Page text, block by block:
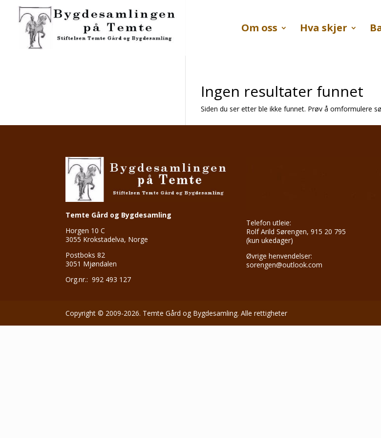
Om oss Hva skjer
Ingen resultater funnet
Siden du ser etter ble ikke funnet. Prøv å omformulere
Temte Gård og Bygdesamling
Horgen 10 C
3055 Krokstadelva, Norge
Postboks 82
3051 Mjøndalen
Org.nr.: 992 493 127
Telefon utleie:
Rolf Arild Sørengen, 915 20 795
(kun ukedager)
Øvrige henvendelser:
sorengen@outlook.com
Copyright © 2009-2026. Temte Gård og Bygdesamling. Alle rettigheter